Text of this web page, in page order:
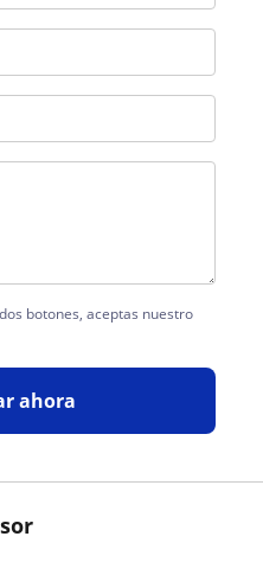
botones, aceptas nuestro
ahora